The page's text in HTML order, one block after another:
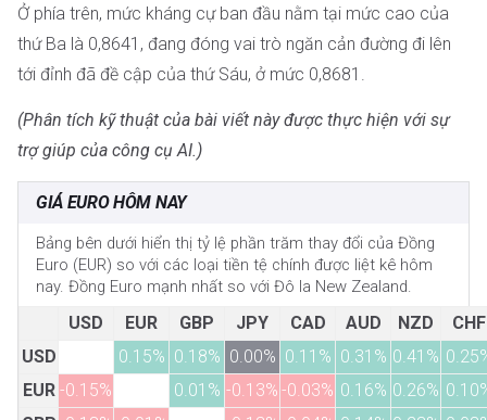
Ở phía trên, mức kháng cự ban đầu nằm tại mức cao của
thứ Ba là 0,8641, đang đóng vai trò ngăn cản đường đi lên
tới đỉnh đã đề cập của thứ Sáu, ở mức 0,8681.
(Phân tích kỹ thuật của bài viết này được thực hiện với sự
trợ giúp của công cụ AI.)
GIÁ EURO HÔM NAY
Bảng bên dưới hiển thị tỷ lệ phần trăm thay đổi của Đồng
Euro (EUR) so với các loại tiền tệ chính được liệt kê hôm
nay. Đồng Euro mạnh nhất so với Đô la New Zealand.
USD EUR GBP JPY CAD AUD NZD
CHF
USD
0.15% 0.18% 0.00% 0.11% 0.31% 0.41%
EUR -0.15% 0.01% -0.13% -0.03% 0.16% 0.26%